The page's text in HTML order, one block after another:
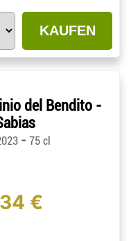
KAUFEN
del Bendito -
-75 cl
€